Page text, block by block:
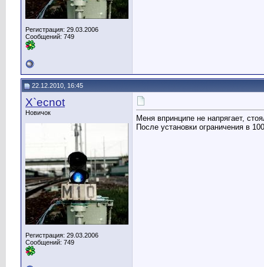
Регистрация: 29.03.2006
Сообщений: 749
22.12.2010, 16:45
X`ecnot
Новичок
Регистрация: 29.03.2006
Сообщений: 749
Меня впринципе не напрягает,
После установки ограничения в